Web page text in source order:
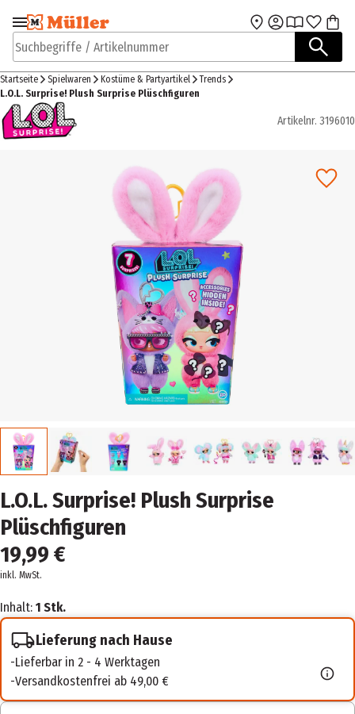
Zur Navigation
springen
Zum Hauptinhalt
Suchbegriffe / Artikelnummer
Startseite Spielwaren Kostüme & Partyartikel
Trends
L.O.L. Surprise! Plush Surprise Plüschfiguren
Artikelnr. 3196010
L.O.L. Surprise! Plush Surprise
Plüschfiguren
19,99 €
inkl. MwSt.
Inhalt: 1 Stk.
Lieferung nach Hause
Lieferbar in 2 - 4 Werktagen
Versandkostenfrei ab 49,00 €